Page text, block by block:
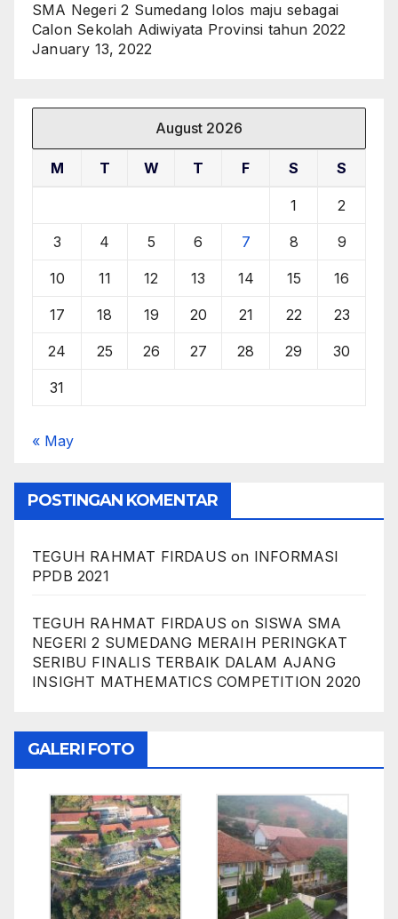
SMA Negeri 2 Sumedang lolos maju sebagai
Calon Sekolah Adiwiyata Provinsi tahun 2022
January 13, 2022
August 2026
M T W T F S S
1 2
3 4 5 6 7 8 9
10 11 12 13 14 15 16
17 18 19 20 21 22 23
24 25 26 27 28 29 30
31
« May
POSTINGAN KOMENTAR
TEGUH RAHMAT FIRDAUS on INFORMASI
PPDB 2021
TEGUH RAHMAT FIRDAUS on SISWA SMA
NEGERI 2 SUMEDANG MERAIH PERINGKAT
SERIBU FINALIS TERBAIK DALAM AJANG
INSIGHT MATHEMATICS COMPETITION 2020
GALERI FOTO